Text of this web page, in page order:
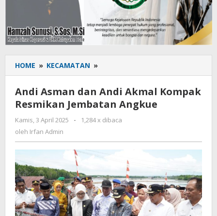
HOME » KECAMATAN »
Asman
Andi
Akmal
Kompak
Andi Asman dan Andi Akmal Kompak
Resmikan Jembatan Angkue
Kamis, 3 April 2025
oleh
-
1,284 x dibaca
oleh Irfan Admin